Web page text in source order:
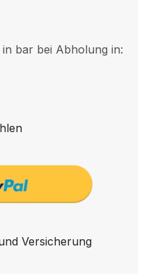
bar bei Abholung in:
Versicherung